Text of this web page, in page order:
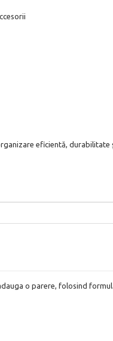
eficientă,
o parere, folosind